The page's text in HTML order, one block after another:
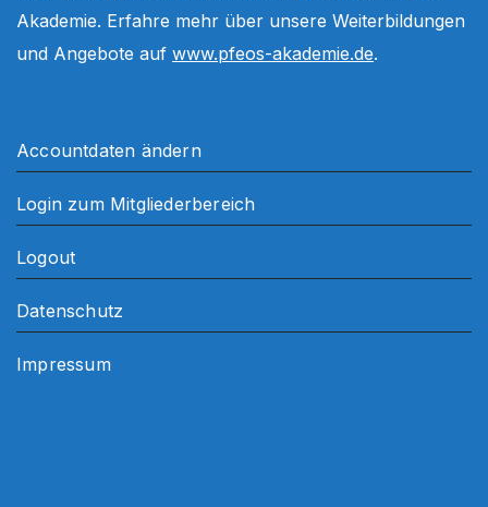
Akademie. Erfahre mehr über unsere Weiterbildungen
und Angebote auf www.pfeos-akademie.de.
Accountdaten ändern
Login zum Mitgliederbereich
Logout
Datenschutz
Impressum